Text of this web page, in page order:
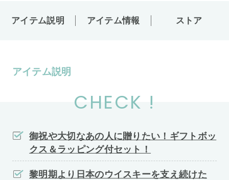
アイテム説明 アイテム情報 ストア
アイテム説明
CHECK !
御祝や大切なあの人に贈りたい！ギフトボッ
クス＆ラッピング付セット！
黎明期より日本のウイスキーを支え続けた